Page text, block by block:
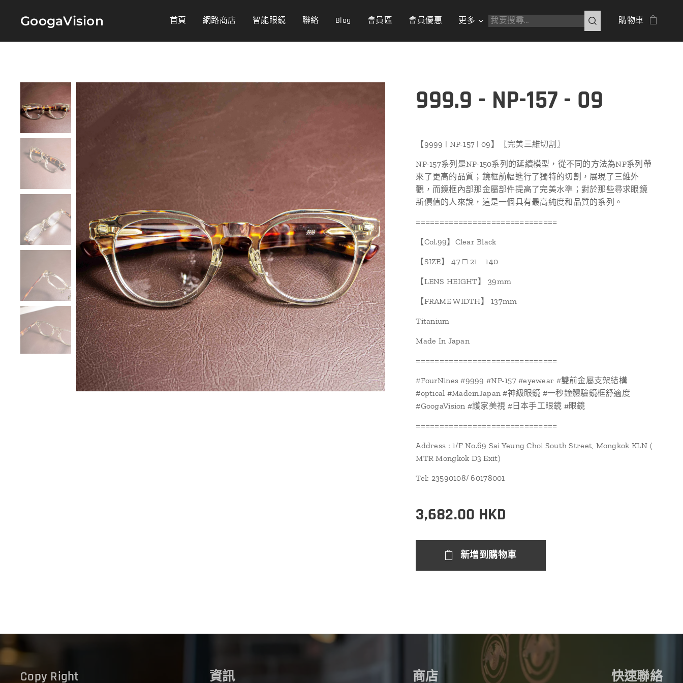
GoogaVision 首頁 網路商店 智能眼鏡 聯絡 Blog 會員區 會員優惠 更多 購物車
999.9 - NP-157 - 09
【9999 | NP-157 | 09】〖完美三維切割〗
NP-157系列是NP-150系列的延續模型，從不同的方法為NP系列帶
來了更高的品質；鏡框前幅進行了獨特的切割，展現了三維外
觀，而鏡框內部那金屬部件提高了完美水準；對於那些尋求眼鏡
新價值的人來說，這是一個具有最高純度和品質的系列。
==============================
【Col.99】Clear Black
【SIZE】 47 □ 21 140
【LENS HEIGHT】 39mm
【FRAME WIDTH】 137mm
Titanium
Made In Japan
==============================
#FourNines #9999 #NP-157 #eyewear #雙前金屬支架結構
#optical #MadeinJapan #神級眼鏡 #一秒鐘體驗鏡框舒適度
#GoogaVision #護家美視 #日本手工眼鏡 #眼鏡
==============================
Address : 1/F No.69 Sai Yeung Choi South Street, Mongkok KLN (
MTR Mongkok D3 Exit)
Tel: 23590108/ 60178001
3,682.00 HKD
新增到購物車
Copy Right 資訊 商店 快速聯絡